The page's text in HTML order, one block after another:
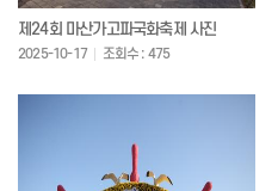
제24회 마산가고파국화축제 사진
2025-10-17 조회수 : 475